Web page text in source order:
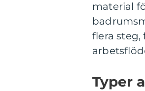
material
flera
Typer